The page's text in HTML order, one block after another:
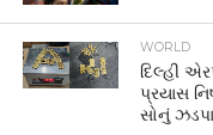
WORLD
દિલ્હી
પ્રયાસ
સોનું